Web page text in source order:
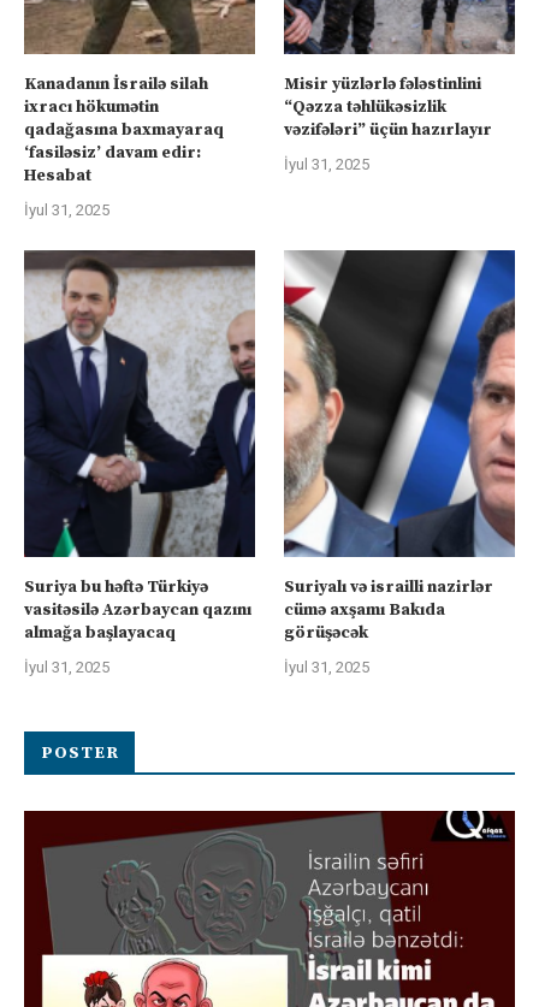
Kanadanın İsrailə silah
ixracı hökumətin
qadağasına baxmayaraq
‘fasiləsiz’ davam edir:
Hesabat
İyul 31, 2025
Misir yüzlərlə fələstinlini
“Qəzza təhlükəsizlik
vəzifələri” üçün hazırlayır
İyul 31, 2025
Suriya bu həftə Türkiyə
vasitəsilə Azərbaycan qazını
almağa başlayacaq
İyul 31, 2025
Suriyalı və israilli nazirlər
cümə axşamı Bakıda
görüşəcək
İyul 31, 2025
POSTER